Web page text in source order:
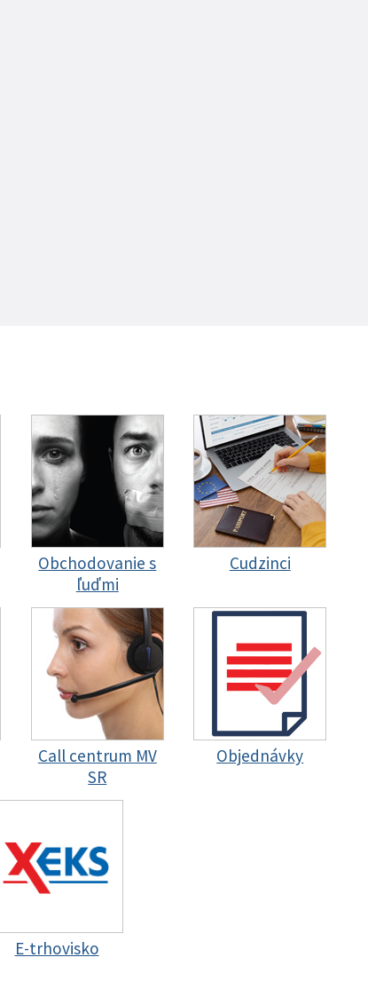
Obchodovanie s
ľuďmi
Cudzinci
Call centrum MV
SR
Objednávky
E-trhovisko